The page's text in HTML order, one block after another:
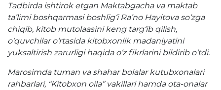
Elektron shahodatnoma
Raqamli kutubxona
Yagona elektron tizim
Tadbirda ishtirok etgan Maktabgacha va maktab
ta’limi boshqarmasi boshlig‘i Ra’no Hayitova so‘zga
chiqib, kitob mutolaasini keng targ‘ib qilish,
o'quvchilar o‘rtasida kitobxonlik madaniyatini
yuksaltirish zarurligi haqida o‘z fikrlarini bildirib o‘tdi.
Marosimda tuman va shahar bolalar kutubxonalari
rahbarlari, “Kitobxon oila” vakillari hamda ota-onalar